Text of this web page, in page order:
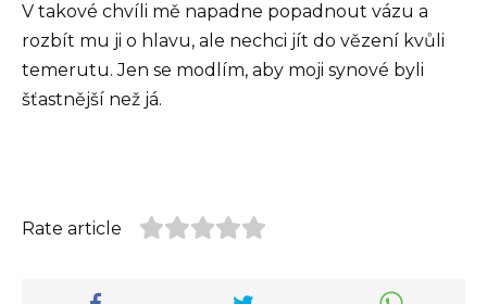
V takové chvíli mě napadne popadnout vázu a
rozbít mu ji o hlavu, ale nechci jít do vězení kvůli
temerutu. Jen se modlím, aby moji synové byli
šťastnější než já.
Rate article